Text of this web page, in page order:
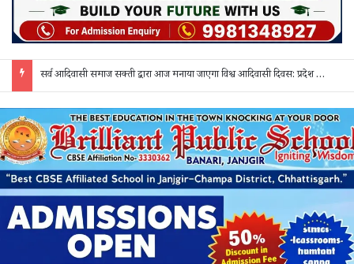
सर्व आदिवासी समाज सक्ती द्वारा आज मनाया जाएगा विश्व आदिवासी दिवस: प्रदेश व जिला स्तर के पदाधिकारी होंगे शामिल